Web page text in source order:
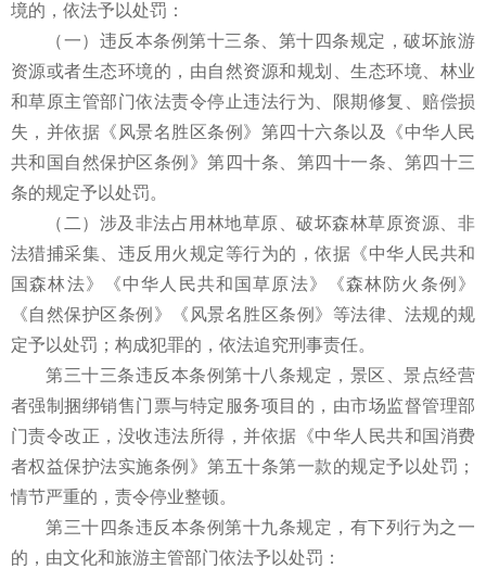
境的，依法予以处罚：
（一）违反本条例第十三条、第十四条规定，破坏旅游
资源或者生态环境的，由自然资源和规划、生态环境、林业
和草原主管部门依法责令停止违法行为、限期修复、赔偿损
失，并依据《风景名胜区条例》第四十六条以及《中华人民
共和国自然保护区条例》第四十条、第四十一条、第四十三
条的规定予以处罚。
（二）涉及非法占用林地草原、破坏森林草原资源、非
法猎捕采集、违反用火规定等行为的，依据《中华人民共和
国森林法》《中华人民共和国草原法》《森林防火条例》
《自然保护区条例》《风景名胜区条例》等法律、法规的规
定予以处罚；构成犯罪的，依法追究刑事责任。
第三十三条违反本条例第十八条规定，景区、景点经营
者强制捆绑销售门票与特定服务项目的，由市场监督管理部
门责令改正，没收违法所得，并依据《中华人民共和国消费
者权益保护法实施条例》第五十条第一款的规定予以处罚；
情节严重的，责令停业整顿。
第三十四条违反本条例第十九条规定，有下列行为之一
的，由文化和旅游主管部门依法予以处罚：